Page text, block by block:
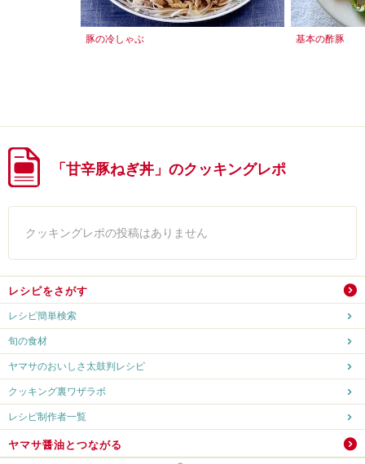
豚の冷しゃぶ 基本の酢豚
「甘辛豚ねぎ丼」のクッキングレポ
クッキングレポの投稿はありません
レシピをさがす
レシピ簡単検索
旬の食材
ヤマサのおいしさ太鼓判レシピ
クッキング裏ワザラボ
レシピ制作者一覧
ヤマサ醤油とつながる